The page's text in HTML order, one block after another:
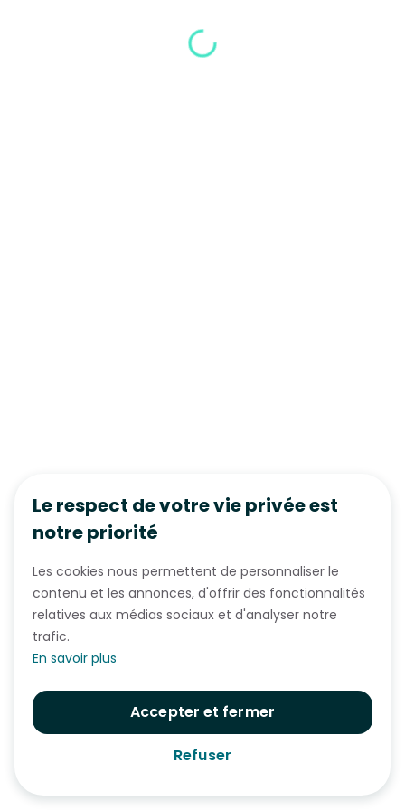
Le respect de votre vie privée est
notre priorité
Les cookies nous permettent de personnaliser le
contenu et les annonces, d'offrir des fonctionnalités
relatives aux médias sociaux et d'analyser notre
trafic.
En savoir plus
Accepter et fermer
Refuser